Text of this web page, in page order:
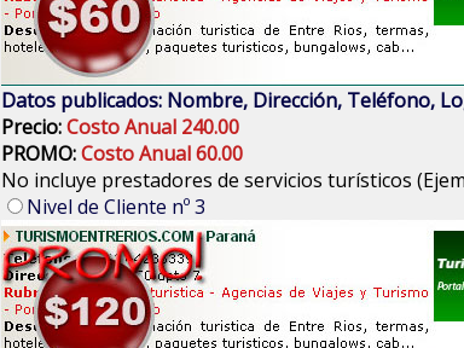
Datos publicados: Nombre, Dirección, Teléfono,
Precio:Costo Anual 240.00
PROMO:Costo Anual 60.00
No incluye prestadores de servicios turísticos
Nivel de Cliente nº 3